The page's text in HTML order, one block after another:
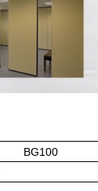
BG100